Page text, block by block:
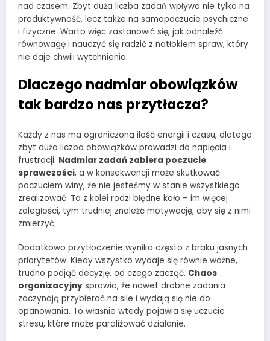
nad czasem. Zbyt duża liczba zadań wpływa nie tylko na
produktywność, lecz także na samopoczucie psychiczne
i fizyczne. Warto więc zastanowić się, jak odnaleźć
równowagę i nauczyć się radzić z natłokiem spraw, który
nie daje chwili wytchnienia.
Dlaczego nadmiar obowiązków
tak bardzo nas przytłacza?
Każdy z nas ma ograniczoną ilość energii i czasu, dlatego
zbyt duża liczba obowiązków prowadzi do napięcia i
frustracji. Nadmiar zadań zabiera poczucie
sprawczości, a w konsekwencji może skutkować
poczuciem winy, że nie jesteśmy w stanie wszystkiego
zrealizować. To z kolei rodzi błędne koło – im więcej
zaległości, tym trudniej znaleźć motywację, aby się z nimi
zmierzyć.
Dodatkowo przytłoczenie wynika często z braku jasnych
priorytetów. Kiedy wszystko wydaje się równie ważne,
trudno podjąć decyzję, od czego zacząć. Chaos
organizacyjny sprawia, że nawet drobne zadania
zaczynają przybierać na sile i wydają się nie do
opanowania. To właśnie wtedy pojawia się uczucie
stresu, które może paraliżować działanie.